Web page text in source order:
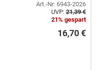
Art.-Nr: 6943-2026
UVP: 21,39 €
21% gespart
16,70 €